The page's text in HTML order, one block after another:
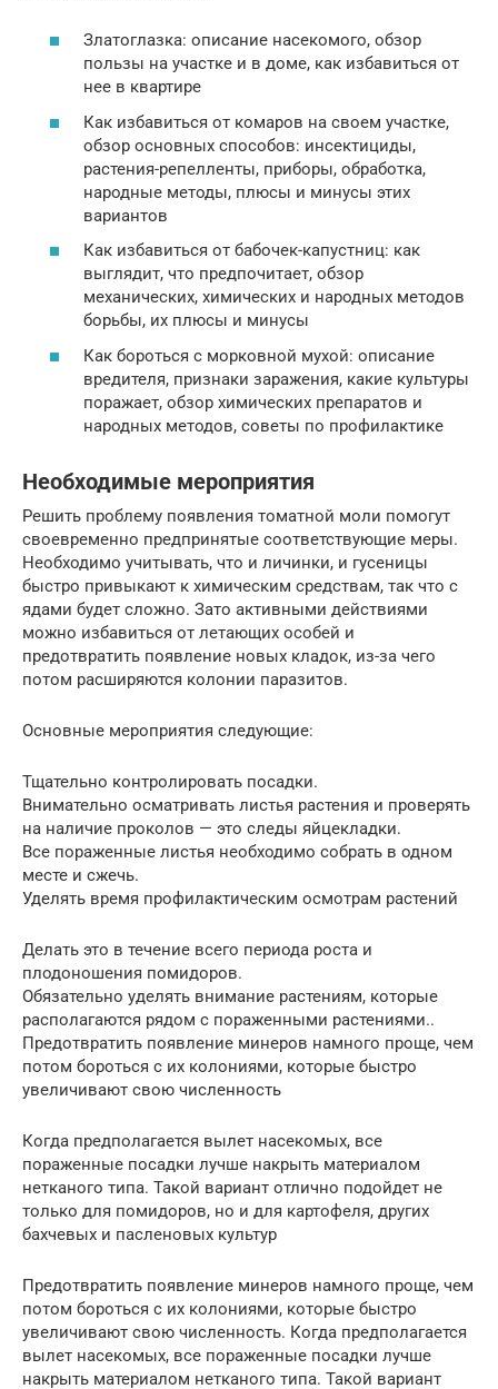
Златоглазка: описание насекомого, обзор
пользы на участке и в доме, как избавиться от
нее в квартире
Как избавиться от комаров на своем участке,
обзор основных способов: инсектициды,
растения-репелленты, приборы, обработка,
народные методы, плюсы и минусы этих
вариантов
Как избавиться от бабочек-капустниц: как
выглядит, что предпочитает, обзор
механических, химических и народных методов
борьбы, их плюсы и минусы
Как бороться с морковной мухой: описание
вредителя, признаки заражения, какие культуры
поражает, обзор химических препаратов и
народных методов, советы по профилактике
Необходимые мероприятия
Решить проблему появления томатной моли помогут
своевременно предпринятые соответствующие меры.
Необходимо учитывать, что и личинки, и гусеницы
быстро привыкают к химическим средствам, так что с
ядами будет сложно. Зато активными действиями
можно избавиться от летающих особей и
предотвратить появление новых кладок, из-за чего
потом расширяются колонии паразитов.
Основные мероприятия следующие:
Тщательно контролировать посадки.
Внимательно осматривать листья растения и проверять
на наличие проколов — это следы яйцекладки.
Все пораженные листья необходимо собрать в одном
месте и сжечь.
Уделять время профилактическим осмотрам растений
Делать это в течение всего периода роста и
плодоношения помидоров.
Обязательно уделять внимание растениям, которые
располагаются рядом с пораженными растениями..
Предотвратить появление минеров намного проще, чем
потом бороться с их колониями, которые быстро
увеличивают свою численность
Когда предполагается вылет насекомых, все
пораженные посадки лучше накрыть материалом
нетканого типа. Такой вариант отлично подойдет не
только для помидоров, но и для картофеля, других
бахчевых и пасленовых культур
Предотвратить появление минеров намного проще, чем
потом бороться с их колониями, которые быстро
увеличивают свою численность. Когда предполагается
вылет насекомых, все пораженные посадки лучше
накрыть материалом нетканого типа. Такой вариант